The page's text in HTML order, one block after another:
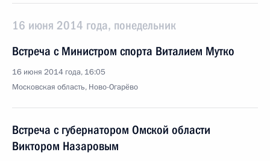
16 июня 2014 года, понедельник
Встреча с Министром спорта Виталием Мутко
16 июня 2014 года, 16:05
Московская область, Ново-Огарёво
Встреча с губернатором Омской области
Виктором Назаровым